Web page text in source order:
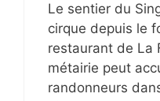
Le sentier du
cirque depuis le
restaurant de La
métairie peut
randonneurs